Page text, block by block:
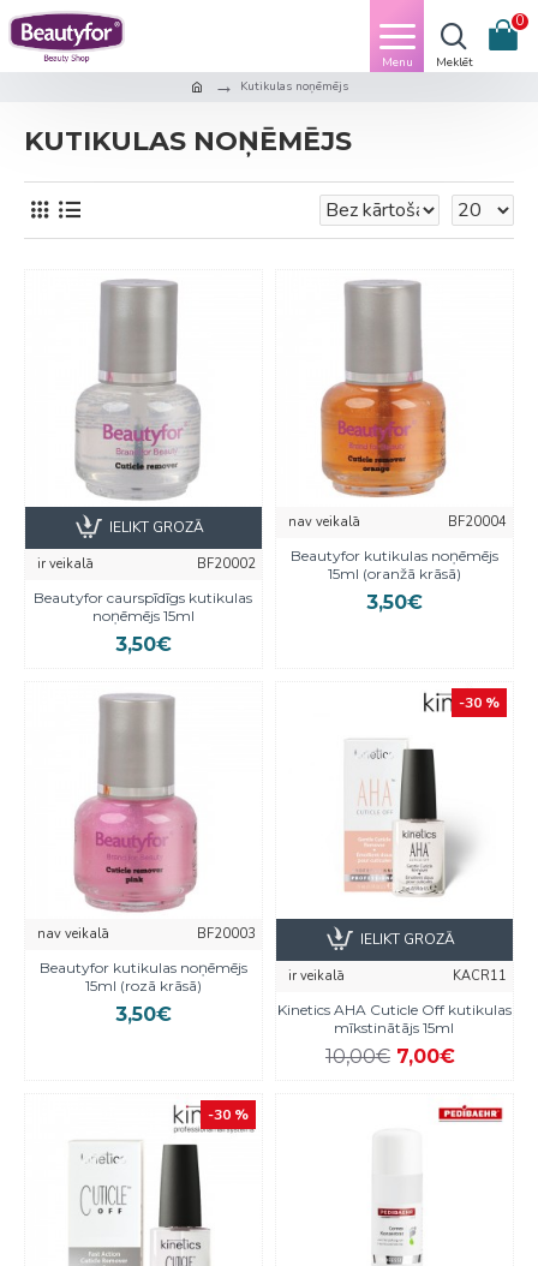
0
Kutikulas noņēmējs
KUTIKULAS NOŅĒMĒJS
ir veikalā
BF20002
Beautyfor caurspīdīgs kutikulas
noņēmējs 15ml
3,50€
IELIKT GROZĀ nav veikalā
BF20004
Beautyfor kutikulas noņēmējs
15ml (oranžā krāsā)
3,50€
nav veikalā
BF20003
Beautyfor kutikulas noņēmējs
15ml (rozā krāsā)
3,50€
-30 %
ir veikalā
KACR11
Kinetics AHA Cuticle Off kutikulas
mīkstinātājs 15ml
10,00€ 7,00€
IELIKT GROZĀ
-30 %